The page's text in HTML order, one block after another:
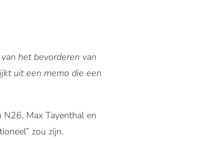
het bevorderen van
uit een memo die een
Max Tayenthal en
zou zijn.